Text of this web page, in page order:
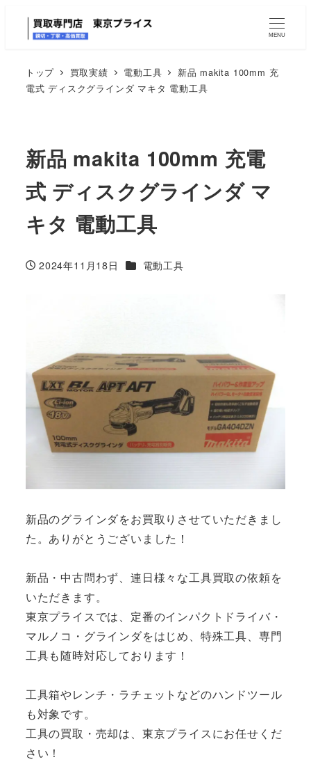
MENU
トップ 買取実績 電動工具
新品 makita 100mm 充
電式 ディスクグラインダ マキタ 電動工具
新品 makita 100mm 充電
式 ディスクグラインダ マ
キタ 電動工具
投稿日
2024年11月18日 カテゴリー
電動工具
新品のグラインダをお買取りさせていただきまし
た。ありがとうございました！
新品・中古問わず、連日様々な工具買取の依頼を
いただきます。
東京プライスでは、定番のインパクトドライバ・
マルノコ・グラインダをはじめ、特殊工具、専門
工具も随時対応しております！
工具箱やレンチ・ラチェットなどのハンドツール
も対象です。
工具の買取・売却は、東京プライスにお任せくだ
さい！